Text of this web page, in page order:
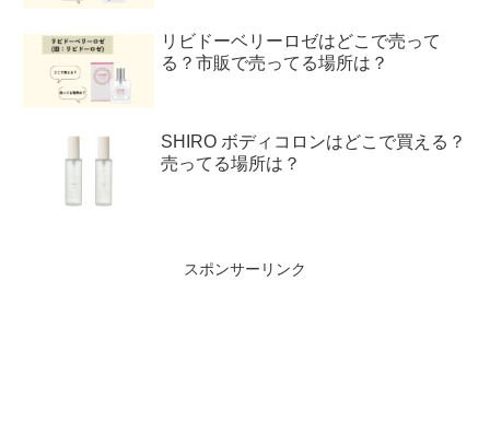
リビドーベリーロゼはどこで売って
る？市販で売ってる場所は？
SHIRO ボディコロンはどこで買える？
売ってる場所は？
スポンサーリンク